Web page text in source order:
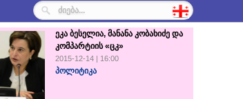
ეკა ბესელია, მანანა კობახიძე და
კომპარტიის «ცკ»
2015-12-14 | 16:00
პოლიტიკა